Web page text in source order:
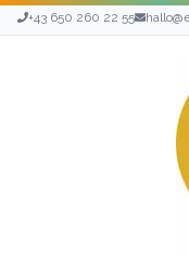
+43 650 260 22 55